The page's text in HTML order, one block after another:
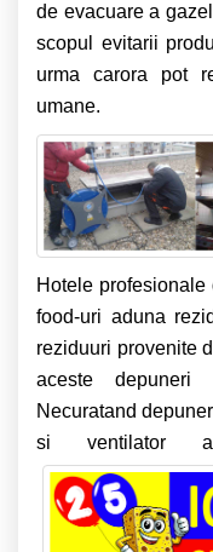
de evacuare a
scopul evitarii
urma carora pot
umane.
Hotele
food-uri aduna
reziduuri provenite
aceste
Necuratand
si ventilator